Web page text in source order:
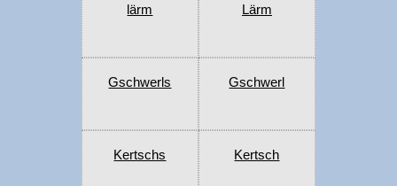
lärm Lärm
Gschwerls Gschwerl
Kertschs Kertsch